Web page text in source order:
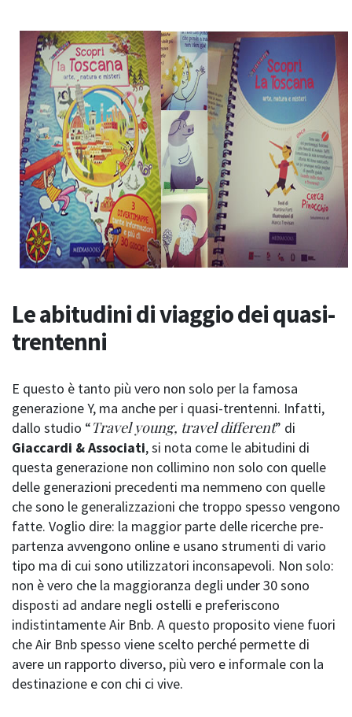
Le abitudini di viaggio dei quasi-
trentenni
E questo è tanto più vero non solo per la famosa
generazione Y, ma anche per i quasi-trentenni. Infatti,
dallo studio “Travel young, travel different” di
Giaccardi & Associati, si nota come le abitudini di
questa generazione non collimino non solo con quelle
delle generazioni precedenti ma nemmeno con quelle
che sono le generalizzazioni che troppo spesso vengono
fatte. Voglio dire: la maggior parte delle ricerche pre-
partenza avvengono online e usano strumenti di vario
tipo ma di cui sono utilizzatori inconsapevoli. Non solo:
non è vero che la maggioranza degli under 30 sono
disposti ad andare negli ostelli e preferiscono
indistintamente Air Bnb. A questo proposito viene fuori
che Air Bnb spesso viene scelto perché permette di
avere un rapporto diverso, più vero e informale con la
destinazione e con chi ci vive.